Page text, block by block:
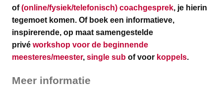
of(online/fysiek/telefonisch) coachgesprek, je hierin
tegemoet komen. Of boek een informatieve,
inspirerende, op maat samengestelde
privé workshop voor de beginnende
meesteres/meester, single sub of voor koppels.
Meer informatie